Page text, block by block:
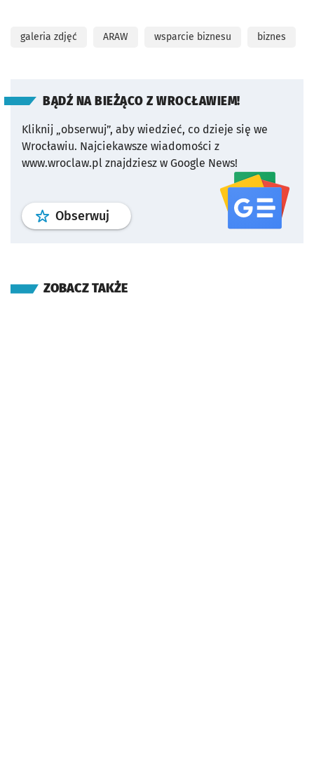
galeria zdjęć ARAW wsparcie biznesu biznes
BĄDŹ NA BIEŻĄCO Z WROCŁAWIEM!
Kliknij „obserwuj”, aby wiedzieć, co dzieje się we
Wrocławiu. Najciekawsze wiadomości z
www.wroclaw.pl znajdziesz w Google News!
Obserwuj profil serwisu
ZOBACZ TAKŻE